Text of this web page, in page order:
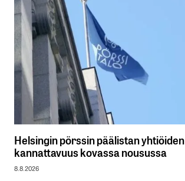
Helsingin pörssin päälistan yhtiöiden
kannattavuus kovassa nousussa
8.8.2026